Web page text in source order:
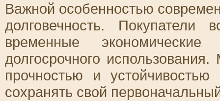
Важной особенностью
долговечность.
временные
долгосрочного
прочностью и
сохранять свой